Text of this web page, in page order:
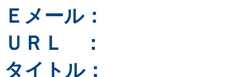
Ｅメール：
ＵＲＬ ：
タイトル：